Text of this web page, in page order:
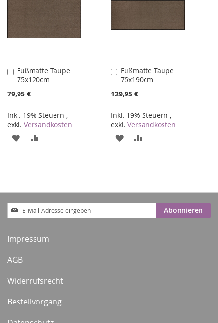
Fußmatte Taupe
75x120cm
79,95 €
Inkl. 19% Steuern ,
exkl. Versandkosten
In
den
Warenkorb
ZUR
Fußmatte Taupe
75x190cm
129,95 €
Inkl. 19% Steuern ,
exkl.Versandkosten
In
den
Warenkorb
ZUR
Anmeldung
zum
Newsletter:
Abonnieren
Impressum
AGB
Widerrufsrecht
Bestellvorgang